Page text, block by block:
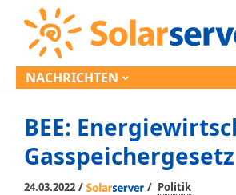
NACHRICHTEN
BEE:
24.03.2022 / / Politik